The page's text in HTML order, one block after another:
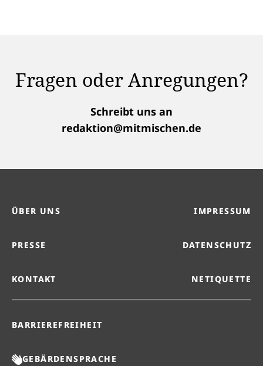
Fragen oder Anregungen?
Schreibt uns an
redaktion@mitmischen.de
ÜBER UNS IMPRESSUM
PRESSE DATENSCHUTZ
KONTAKT NETIQUETTE
BARRIEREFREIHEIT
GEBÄRDENSPRACHE